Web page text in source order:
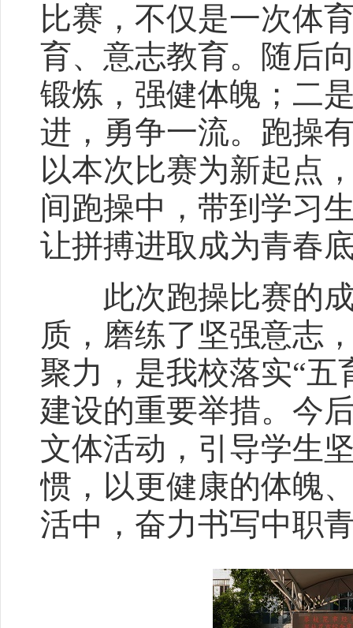
比赛，不仅是一次体
育、意志教育。随后
锻炼，强健体魄；二
进，勇争一流。跑操
以本次比赛为新起点
间跑操中，带到学习
让拼搏进取成为青春
此次跑操比赛的成
质，磨练了坚强意志
聚力，是我校落实“
建设的重要举措。今
文体活动，引导学生
惯，以更健康的体魄
活中，奋力书写中职